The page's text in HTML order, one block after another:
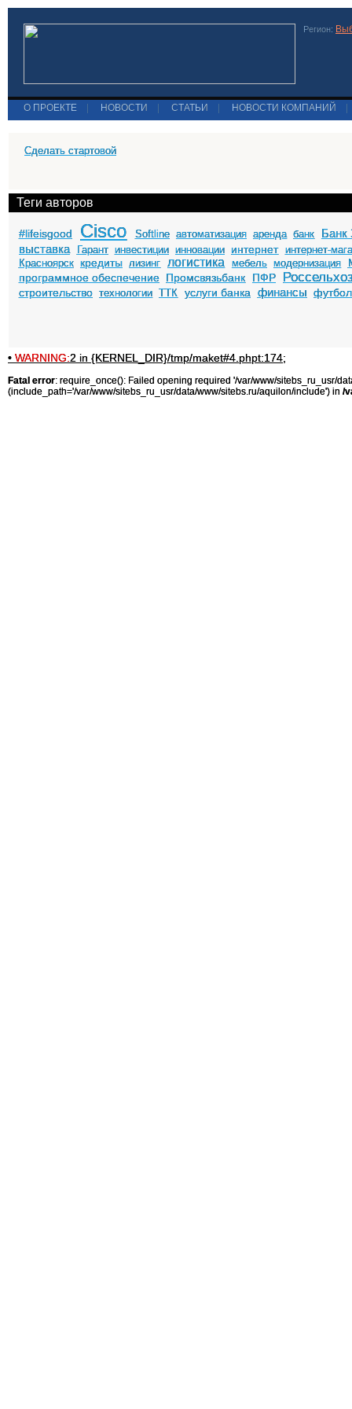
Регион:
О ПРОЕКТЕ НОВОСТИ СТАТЬИ НОВОСТИ КОМПАНИЙ
Сделать стартовой
Теги авторов
#lifeisgood Cisco Softline автоматизация аренда банк
Банк
выставка
Гарант инвестиции инновации интернет интернет-
Красноярск кредиты лизинг логистика мебель модернизация
программное обеспечение Промсвязьбанк ПФР
строительство технологии ТТК услуги банка финансы футбол
• WARNING:2 in {KERNEL_DIR}/tmp/maket#4.phpt:174;
Fatal error: require_once(): Failed opening required '/var/www/sitebs_ru_usr/
(include_path='/var/www/sitebs_ru_usr/data/www/sitebs.ru/aquilon/include') in /